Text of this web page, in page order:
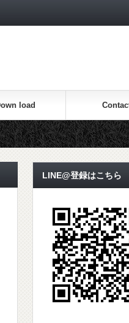
load
LINE@登録はこちら